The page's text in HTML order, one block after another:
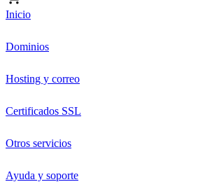
Inicio
Dominios
Hosting y correo
Certificados SSL
Otros servicios
Ayuda y soporte